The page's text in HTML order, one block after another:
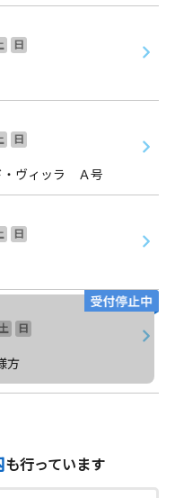
日
日
・ヴィッラ Ａ号
日
土
日
方
も行っています